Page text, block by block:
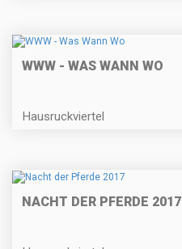
WWW - WAS WANN WO
Hausruckviertel
NACHT DER PFERDE 2017